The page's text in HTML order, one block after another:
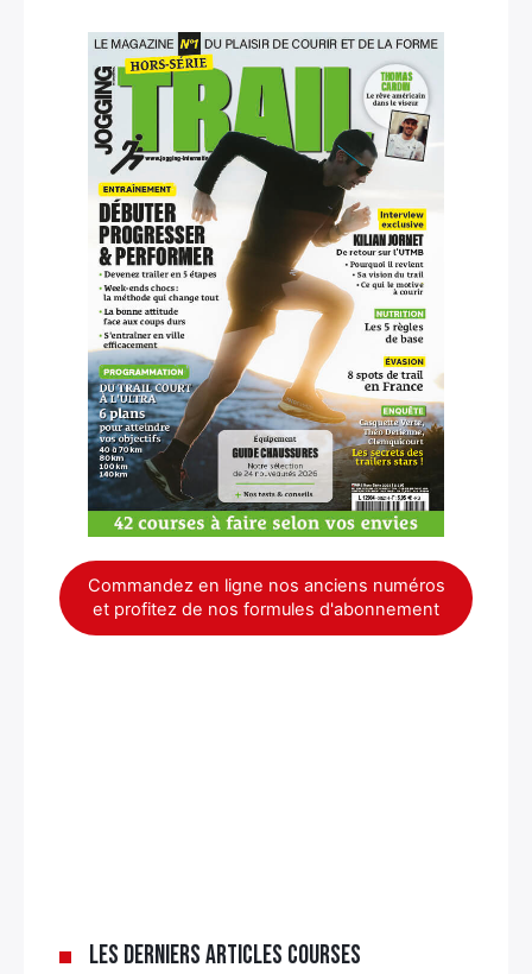
Commandez en ligne nos anciens numéros
et profitez de nos formules d'abonnement
Les derniers articles Courses
Rechercher